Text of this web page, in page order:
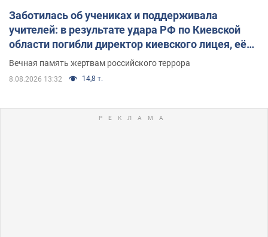
Заботилась об учениках и поддерживала
учителей: в результате удара РФ по Киевской
области погибли директор киевского лицея, её
муж и внук
Вечная память жертвам российского террора
8.08.2026 13:32 14,8 т.